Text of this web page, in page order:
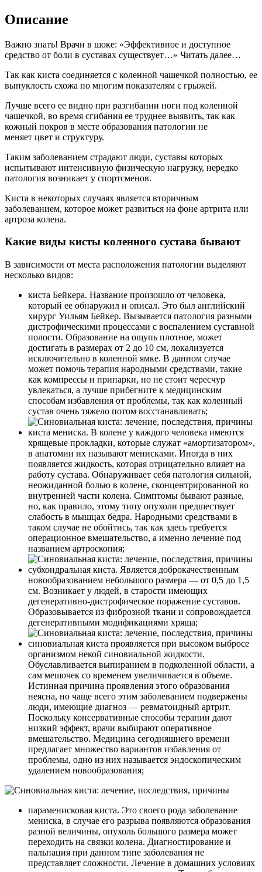
Описание
Важно знать! Врачи в шоке: «Эффективное и доступное
средство от боли в суставах существует…» Читать далее…
Так как киста соединяется с коленной чашечкой полностью, ее
выпуклость схожа по многим показателям с грыжей.
Лучше всего ее видно при разгибании ноги под коленной
чашечкой, во время сгибания ее труднее выявить, так как
кожный покров в месте образования патологии не
меняет цвет и структуру.
Таким заболеванием страдают люди, суставы которых
испытывают интенсивную физическую нагрузку, нередко
патология возникает у спортсменов.
Киста в некоторых случаях является вторичным
заболеванием, которое может развиться на фоне артрита или
артроза колена.
Какие виды кисты коленного сустава бывают
В зависимости от места расположения патологии выделяют
несколько видов:
киста Бейкера. Название произошло от человека,
который ее обнаружил и описал. Это был английский
хирург Уильям Бейкер. Вызывается патология разными
дистрофическими процессами с воспалением суставной
полости. Образование на ощупь плотное, может
достигать в размерах от 2 до 10 см, локализуется
исключительно в коленной ямке. В данном случае
может помочь терапия народными средствами, такие
как компрессы и припарки, но не стоит чересчур
увлекаться, а лучше прибегните к медицинским
способам избавления от проблемы, так как коленный
сустав очень тяжело потом восстанавливать;
киста мениска. В колене у каждого человека имеются
хрящевые прокладки, которые служат «амортизатором»,
в анатомии их называют менисками. Иногда в них
появляется жидкость, которая отрицательно влияет на
работу сустава. Обнаруживает себя патология сильной,
неожиданной болью в колене, сконцентрированной во
внутренней части колена. Симптомы бывают разные,
но, как правило, этому типу опухоли предшествует
слабость в мышцах бедра. Народными средствами в
таком случае не обойтись, так как здесь требуется
операционное вмешательство, а именно лечение под
названием артроскопия;
субхондральная киста. Является доброкачественным
новообразованием небольшого размера — от 0,5 до 1,5
см. Возникает у людей, в старости имеющих
дегенеративно-дистрофическое поражение суставов.
Образовывается из фиброзной ткани и сопровождается
дегенеративными модификациями хряща;
синовиальная киста проявляется при высоком выбросе
организмом некой синовиальной жидкости.
Обуславливается выпиранием в подколенной области, а
сам мешочек со временем увеличивается в объеме.
Истинная причина проявления этого образования
неясна, но чаще всего этим заболеванием подвержены
люди, имеющие диагноз — ревматоидный артрит.
Поскольку консервативные способы терапии дают
низкий эффект, врачи выбирают оперативное
вмешательство. Медицина сегодняшнего времени
предлагает множество вариантов избавления от
проблемы, одно из них называется эндоскопическим
удалением новообразования;
параменисковая киста. Это своего рода заболевание
мениска, в случае его разрыва появляются образования
разной величины, опухоль большого размера может
переходить на связки колена. Диагностирование и
пальпация при данном типе заболевания не
представляет сложности. Лечение в домашних условиях